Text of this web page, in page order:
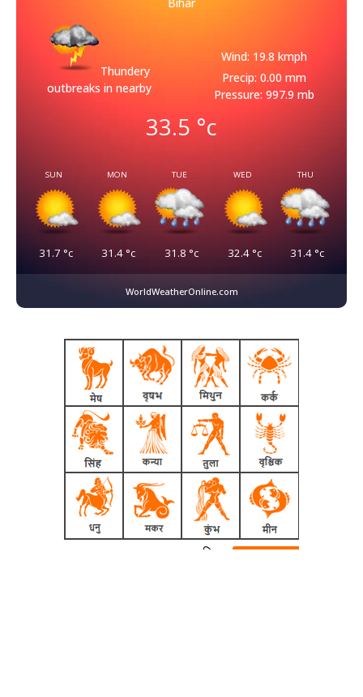
Thundery
outbreaks in nearby
Wind: 19.8 kmph
Precip: 0.00 mm
Pressure: 997.9 mb
33.5 °c
SUN
31.7 °c
MON
31.4 °c
TUE
31.8 °c
WED
32.4°c
THU
31.4 °c
WorldWeatherOnline.com